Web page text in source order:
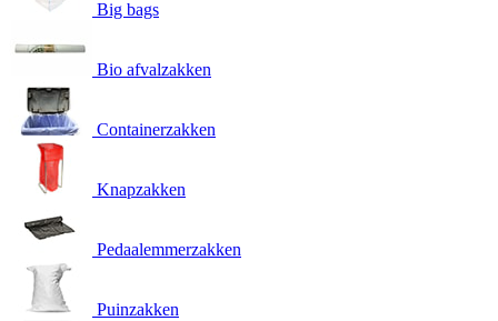
Big bags
Bio afvalzakken
Containerzakken
Knapzakken
Pedaalemmerzakken
Puinzakken